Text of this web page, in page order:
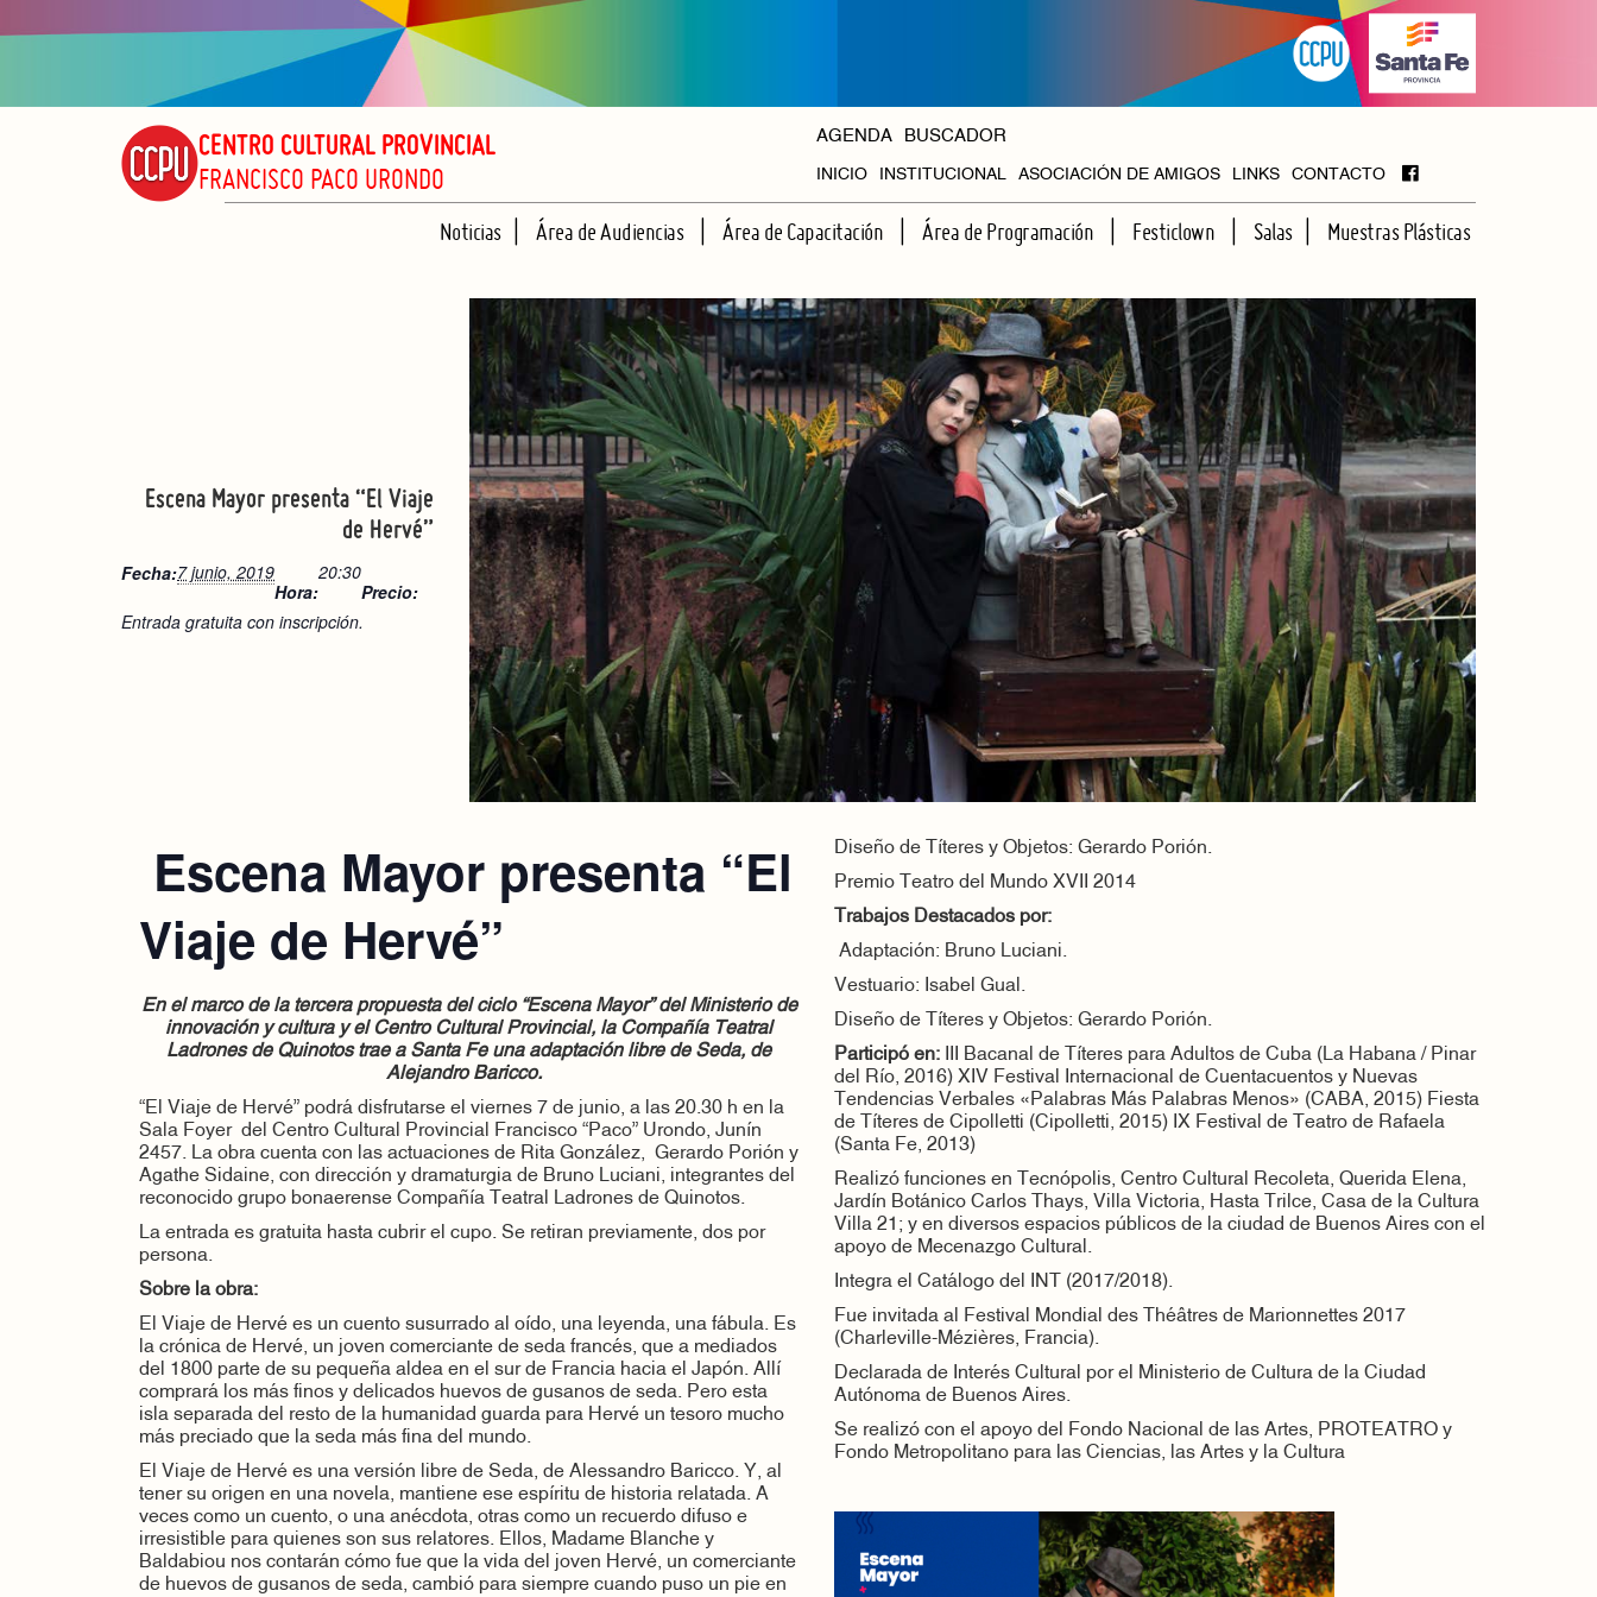
CENTRO CULTURAL PROVINCIAL
FRANCISCO PACO URONDO
AGENDA BUSCADOR
INICIO INSTITUCIONAL
HISTORIA
ORGANISMOS
ASOCIACIÓN DE AMIGOS LINKS CONTACTO
Noticias Área de Audiencias Área de Capacitación Área de Programación Festiclown Salas Muestras Plásticas
Escena Mayor presenta “El Viaje
de Hervé”
Fecha:7 junio, 2019
Hora:
20:30
Precio:
Entrada gratuita con inscripción.
Escena Mayor presenta “El
Viaje de Hervé”
En el marco de la tercera propuesta del ciclo “Escena Mayor” del Ministerio de
innovación y cultura y el Centro Cultural Provincial, la Compañía Teatral
Ladrones de Quinotos trae a Santa Fe una adaptación libre de Seda, de
Alejandro Baricco.
“El Viaje de Hervé” podrá disfrutarse el viernes 7 de junio, a las 20.30 h en la
Sala Foyer del Centro Cultural Provincial Francisco “Paco” Urondo, Junín
2457. La obra cuenta con las actuaciones de Rita González, Gerardo Porión y
Agathe Sidaine, con dirección y dramaturgia de Bruno Luciani, integrantes del
reconocido grupo bonaerense Compañía Teatral Ladrones de Quinotos.
La entrada es gratuita hasta cubrir el cupo. Se retiran previamente, dos por
persona.
Sobre la obra:
El Viaje de Hervé es un cuento susurrado al oído, una leyenda, una fábula. Es
la crónica de Hervé, un joven comerciante de seda francés, que a mediados
del 1800 parte de su pequeña aldea en el sur de Francia hacia el Japón. Allí
comprará los más finos y delicados huevos de gusanos de seda. Pero esta
isla separada del resto de la humanidad guarda para Hervé un tesoro mucho
más preciado que la seda más fina del mundo.
El Viaje de Hervé es una versión libre de Seda, de Alessandro Baricco. Y, al
tener su origen en una novela, mantiene ese espíritu de historia relatada. A
veces como un cuento, o una anécdota, otras como un recuerdo difuso e
irresistible para quienes son sus relatores. Ellos, Madame Blanche y
Baldabiou nos contarán cómo fue que la vida del joven Hervé, un comerciante
de huevos de gusanos de seda, cambió para siempre cuando puso un pie en
Diseño de Títeres y Objetos: Gerardo Porión.
Premio Teatro del Mundo XVII 2014
Trabajos Destacados por:
Adaptación: Bruno Luciani.
Vestuario: Isabel Gual.
Diseño de Títeres y Objetos: Gerardo Porión.
Participó en: III Bacanal de Títeres para Adultos de Cuba (La Habana / Pinar
del Río, 2016) XIV Festival Internacional de Cuentacuentos y Nuevas
Tendencias Verbales «Palabras Más Palabras Menos» (CABA, 2015) Fiesta
de Títeres de Cipolletti (Cipolletti, 2015) IX Festival de Teatro de Rafaela
(Santa Fe, 2013)
Realizó funciones en Tecnópolis, Centro Cultural Recoleta, Querida Elena,
Jardín Botánico Carlos Thays, Villa Victoria, Hasta Trilce, Casa de la Cultura
Villa 21; y en diversos espacios públicos de la ciudad de Buenos Aires con el
apoyo de Mecenazgo Cultural.
Integra el Catálogo del INT (2017/2018).
Fue invitada al Festival Mondial des Théâtres de Marionnettes 2017
(Charleville-Mézières, Francia).
Declarada de Interés Cultural por el Ministerio de Cultura de la Ciudad
Autónoma de Buenos Aires.
Se realizó con el apoyo del Fondo Nacional de las Artes, PROTEATRO y
Fondo Metropolitano para las Ciencias, las Artes y la Cultura